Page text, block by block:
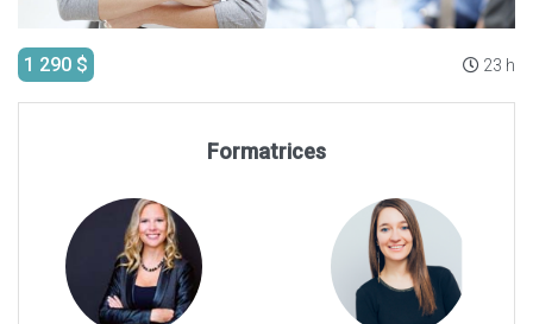
23 h
1 290 $
Formatrices